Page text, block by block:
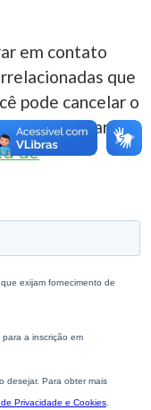
em contato
que
pode cancelar o
Para
de